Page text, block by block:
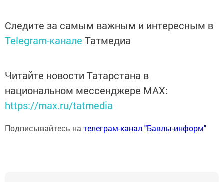
Следите за самым важным и интересным в
Telegram-канале Татмедиа
Читайте новости Татарстана в
национальном мессенджере MАХ:
https://max.ru/tatmedia
Подписывайтесь на телеграм-канал "Бавлы-информ"